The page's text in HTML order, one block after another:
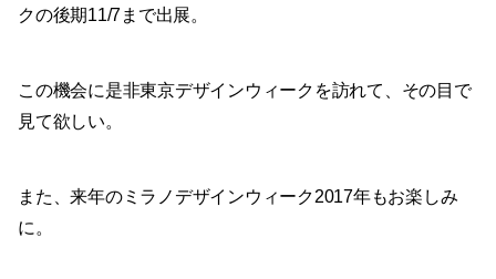
クの後期11/7まで出展。
この機会に是非東京デザインウィークを訪れて、その目で
見て欲しい。
また、来年のミラノデザインウィーク2017年もお楽しみ
に。